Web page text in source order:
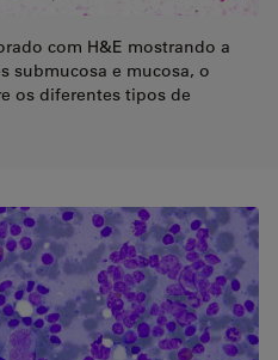
com H&E mostrando a
submucosa e mucosa, o
os diferentes tipos de